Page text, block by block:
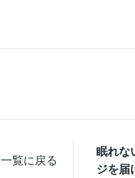
一覧に戻る
眠れな
ジを届